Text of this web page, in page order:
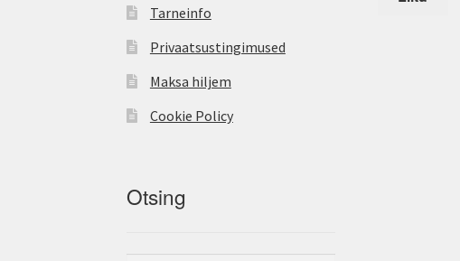
Tarneinfo
Privaatsustingimused
Maksa hiljem
Cookie Policy
Otsing